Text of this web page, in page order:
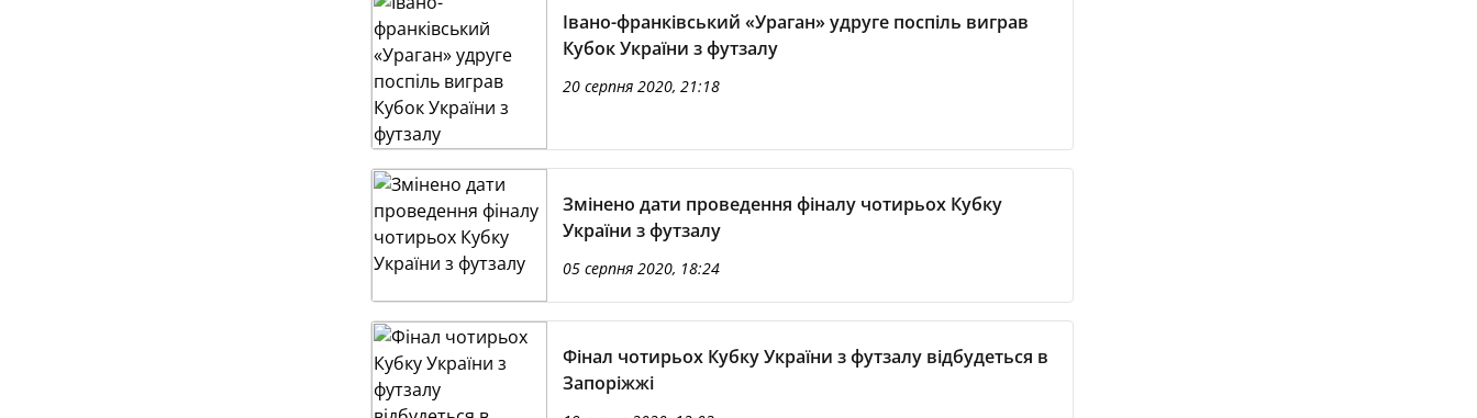
Івано-франківський «Ураган» удруге поспіль виграв
Кубок України з футзалу
20 серпня 2020, 21:18
Змінено дати проведення фіналу чотирьох Кубку
України з футзалу
05 серпня 2020, 18:24
Фінал чотирьох Кубку України з футзалу відбудеться в
Запоріжжі